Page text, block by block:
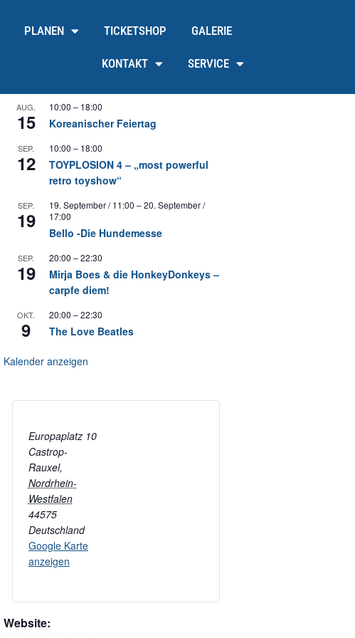
PLANEN TICKETSHOP GALERIE
KONTAKT SERVICE
AUG.
15
10:00 – 18:00
Koreanischer Feiertag
SEP.
12
10:00 – 18:00
TOYPLOSION 4 – „most powerful
retro toyshow“
SEP.
19
19. September / 11:00 –20. September /
17:00
Bello -Die Hundemesse
SEP.
19
20:00 –22:30
Mirja Boes & die HonkeyDonkeys –
carpfe diem!
OKT.
9
20:00 –22:30
The Love Beatles
Kalender anzeigen
Europaplatz 10
Castrop-
Rauxel,
Nordrhein-
Westfalen
44575
Deutschland
Google Karte
anzeigen
Website: